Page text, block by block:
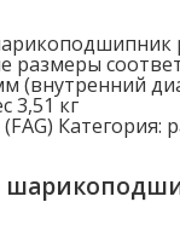
размеры
(внутренний
3,51 кг
Категория: